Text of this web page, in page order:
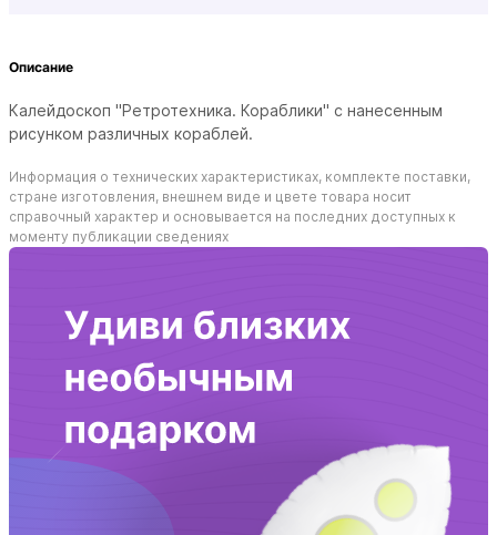
Описание
Калейдоскоп "Ретротехника. Кораблики" с нанесенным
рисунком различных кораблей.
Информация о технических характеристиках, комплекте поставки,
стране изготовления, внешнем виде и цвете товара носит
справочный характер и основывается на последних доступных к
моменту публикации сведениях